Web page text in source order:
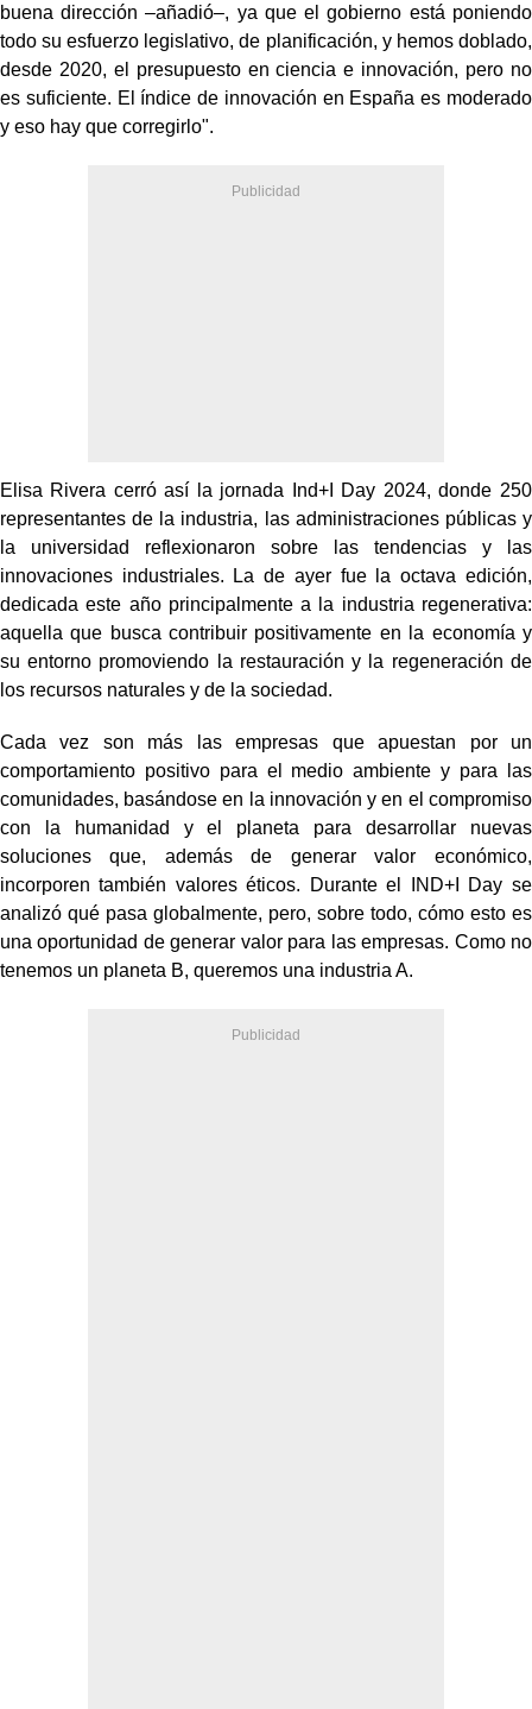
buena dirección –añadió–, ya que el gobierno está poniendo
todo su esfuerzo legislativo, de planificación, y hemos doblado,
desde 2020, el presupuesto en ciencia e innovación, pero no
es suficiente. El índice de innovación en España es moderado
y eso hay que corregirlo".
Elisa Rivera cerró así la jornada Ind+I Day 2024, donde 250
representantes de la industria, las administraciones públicas y
la universidad reflexionaron sobre las tendencias y las
innovaciones industriales. La de ayer fue la octava edición,
dedicada este año principalmente a la industria regenerativa:
aquella que busca contribuir positivamente en la economía y
su entorno promoviendo la restauración y la regeneración de
los recursos naturales y de la sociedad.
Cada vez son más las empresas que apuestan por un
comportamiento positivo para el medio ambiente y para las
comunidades, basándose en la innovación y en el compromiso
con la humanidad y el planeta para desarrollar nuevas
soluciones que, además de generar valor económico,
incorporen también valores éticos. Durante el IND+I Day se
analizó qué pasa globalmente, pero, sobre todo, cómo esto es
una oportunidad de generar valor para las empresas. Como no
tenemos un planeta B, queremos una industria A.